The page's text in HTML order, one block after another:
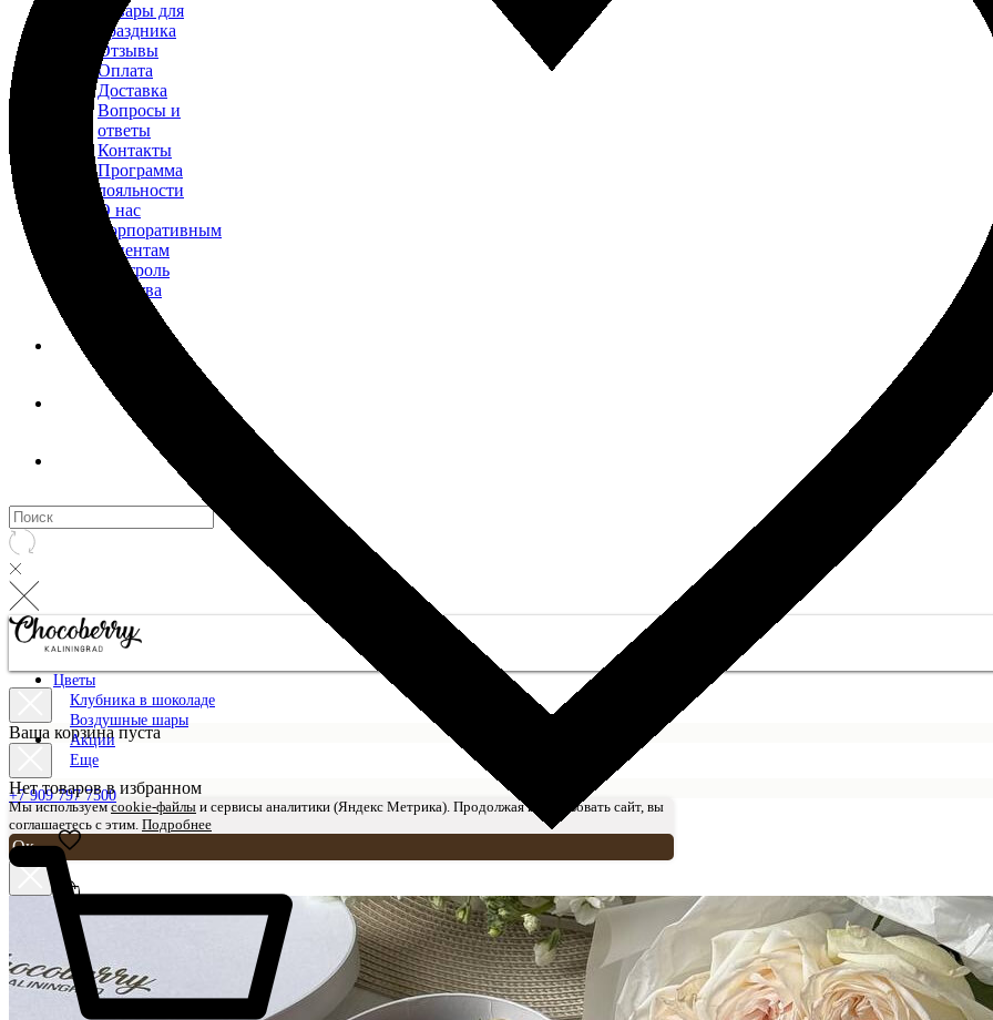
Товары для
праздника
Отзывы
Оплата
Доставка
Вопросы и
ответы
Контакты
Программа
лояльности
О нас
Корпоративным
клиентам
Контроль
качества
Цветы
Клубника в шоколаде
Воздушные шары
Акции
Еще
+7 909 797 7500
Ваша корзина пуста
Нет товаров в избранном
Мы используемcookie-файлы и сервисы аналитики (Яндекс Метрика). Продолжая использовать сайт, вы
соглашаетесь с этим. Подробнее
Ок